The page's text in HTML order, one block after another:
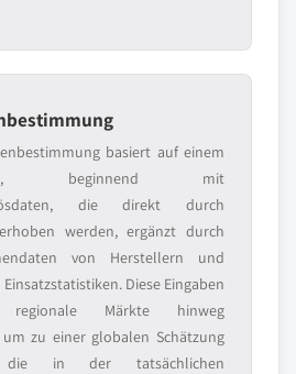
basiert auf einem
beginnend mit
die direkt durch
werden, ergänzt durch
von Herstellern und
Diese Eingaben
Märkte hinweg
zu einer globalen Schätzung
die in der tatsächlichen